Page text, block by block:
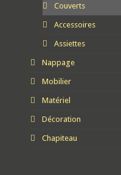
Couverts
Accessoires
Assiettes
Nappage
Mobilier
Matériel
Décoration
Chapiteau